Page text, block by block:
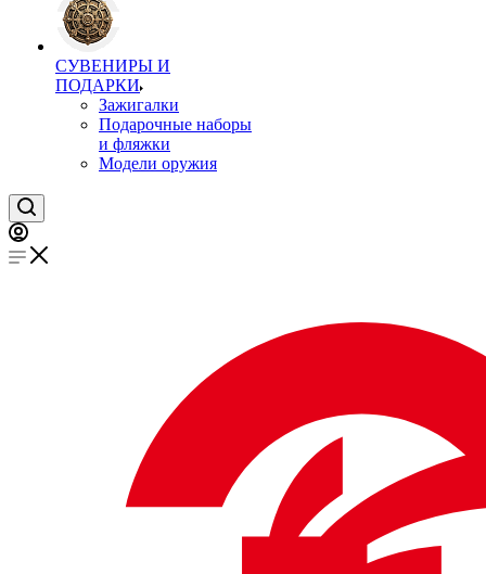
СУВЕНИРЫ И
ПОДАРКИ
Зажигалки
Подарочные наборы
и фляжки
Модели оружия